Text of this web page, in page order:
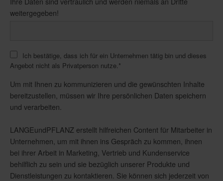
weitergegeben!
Ich bestätige, dass ich für ein Unternehmen tätig bin und dieses
Angebot nicht als Privatperson nutze.*
Um mit Ihnen zu kommunizieren und die gewünschten Inhalte
bereitzustellen, müssen wir Ihre persönlichen Daten speichern
und verarbeiten.
LANGEundPFLANZ erstellt hilfreichen Content für Mitarbeiter in
Unternehmen, um mit ihnen ins Gespräch zu kommen, ihnen
bei ihrer Arbeit in Marketing, Vertrieb und Kundenservice
behilflich zu sein und sie bezüglich unserer Produkte und
Dienstleistungen zu kontaktieren. Sie können sich jederzeit von